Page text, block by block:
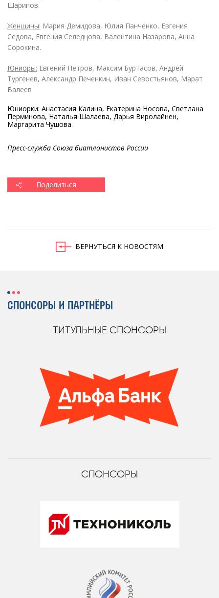
Шарипов.
Женщины: Мария Демидова, Юлия Панченко, Евгения
Седова, Евгения Селедцова, Валентина Назарова, Анна
Сорокина.
Юниоры: Евгений Петров, Максим Буртасов, Андрей
Тургенев, Александр Печенкин, Иван Севостьянов, Марат
Валеев
Юниорки: Анастасия Калина, Екатерина Носова, Светлана
Перминова, Наталья Шалаева, Дарья Виролайнен,
Маргарита Чушова.
Пресс-служба Союза биатлонистов России
Поделиться
ВЕРНУТЬСЯ К НОВОСТЯМ
СПОНСОРЫ И ПАРТНЁРЫ
ТИТУЛЬНЫЕ СПОНСОРЫ
СПОНСОРЫ